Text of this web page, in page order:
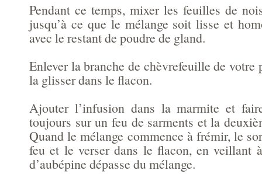
Pendant ce temps, mixer les feuilles de
jusqu’à ce que le mélange soit lisse et
avec le restant de poudre de gland.
Enlever la branche de chèvrefeuille de votre
la glisser dans le flacon.
Ajouter l’infusion dans la marmite et
toujours sur un feu de sarments et la
Quand le mélange commence à frémir, le
feu et le verser dans le flacon, en veillant
d’aubépine dépasse du mélange.